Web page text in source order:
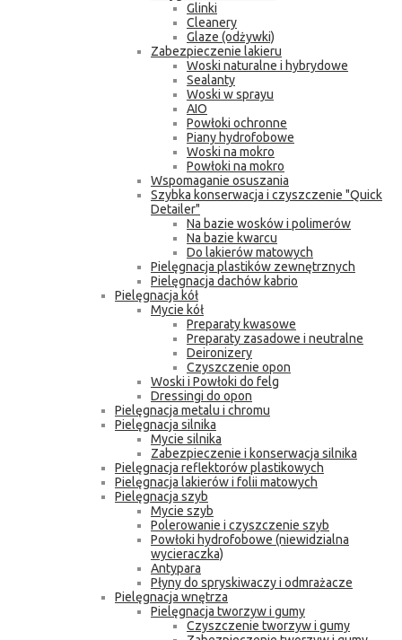
Glinki
Cleanery
Glaze (odżywki)
Zabezpieczenie lakieru
Woski naturalne i hybrydowe
Sealanty
Woski w sprayu
AIO
Powłoki ochronne
Piany hydrofobowe
Woski na mokro
Powłoki na mokro
Wspomaganie osuszania
Szybka konserwacja i czyszczenie "Quick
Detailer"
Na bazie wosków i polimerów
Na bazie kwarcu
Do lakierów matowych
Pielęgnacja plastików zewnętrznych
Pielęgnacja dachów kabrio
Pielęgnacja kół
Mycie kół
Preparaty kwasowe
Preparaty zasadowe i neutralne
Deironizery
Czyszczenie opon
Woski i Powłoki do felg
Dressingi do opon
Pielęgnacja metalu i chromu
Pielęgnacja silnika
Mycie silnika
Zabezpieczenie i konserwacja silnika
Pielęgnacja reflektorów plastikowych
Pielęgnacja lakierów i folii matowych
Pielęgnacja szyb
Mycie szyb
Polerowanie i czyszczenie szyb
Powłoki hydrofobowe (niewidzialna
wycieraczka)
Antypara
Płyny do spryskiwaczy i odmrażacze
Pielęgnacja wnętrza
Pielęgnacja tworzyw i gumy
Czyszczenie tworzyw i gumy